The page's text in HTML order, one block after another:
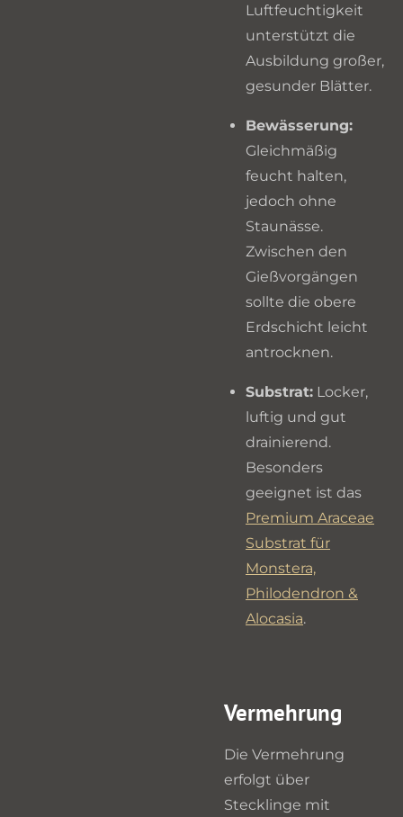
Luftfeuchtigkeit
unterstützt die
Ausbildung großer,
gesunder Blätter.
Bewässerung:
Gleichmäßig
feucht halten,
jedoch ohne
Staunässe.
Zwischen den
Gießvorgängen
sollte die obere
Erdschicht leicht
antrocknen.
Substrat: Locker,
luftig und gut
drainierend.
Besonders
geeignet ist das
Premium Araceae
Substrat für
Monstera,
Philodendron &
Alocasia.
Vermehrung
Die Vermehrung
erfolgt über
Stecklinge mit